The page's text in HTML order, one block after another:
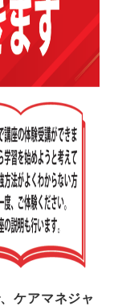
ケアマネジャ